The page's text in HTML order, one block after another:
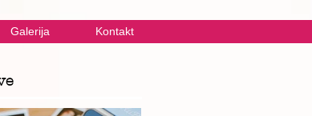
Galerija Kontakt